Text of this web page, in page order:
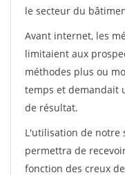
le secteur du
Avant internet, les
limitaient aux
méthodes plus ou
temps et demandait
de résultat.
L'utilisation de notre
permettra de
fonction des creux